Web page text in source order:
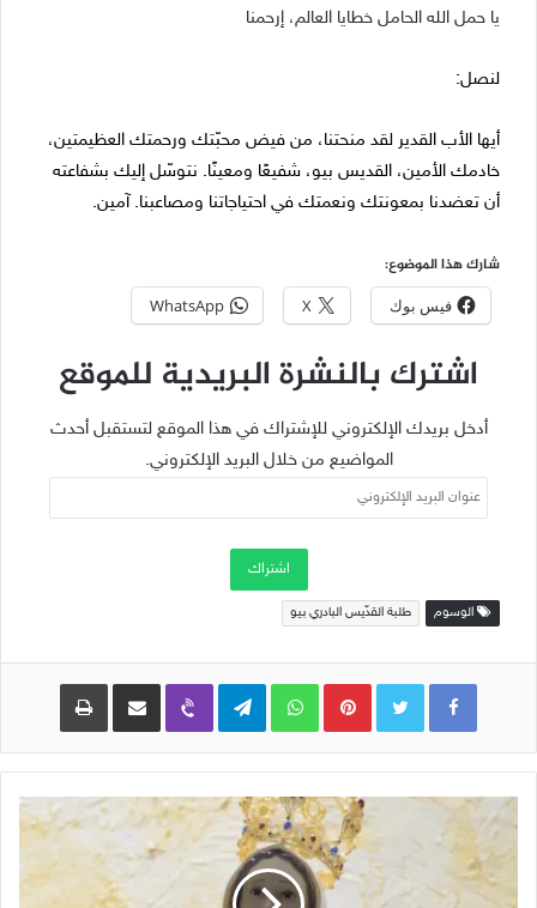
يا حمل الله الحامل خطايا العالم، إرحمنا
لنصل:
أيها الأب القدير لقد منحتنا، من فيض محبّتك ورحمتك العظيمتين،
خادمك الأمين، القديس بيو، شفيعًا ومعينًا. نتوسّل إليك بشفاعته
أن تعضدنا بمعونتك ونعمتك في احتياجاتنا ومصاعبنا. آمين.
شارك هذا الموضوع:
فيس بوك X
WhatsApp
اشترك بالنشرة البريدية للموقع
أدخل بريدك الإلكتروني للإشتراك في هذا الموقع لتستقبل أحدث
المواضيع من خلال البريد الإلكتروني.
عنوان
البريد
اشتراك
الوسوم طلبة القدّيس البادري بيو
Pinterest
WhatsApp
Telegram
Viber مشاركة عبر البريد طباعة